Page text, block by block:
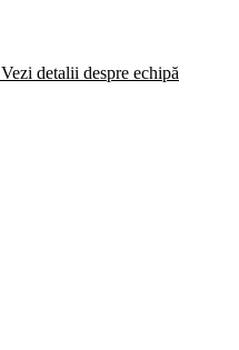
Vezi detalii despre echipă